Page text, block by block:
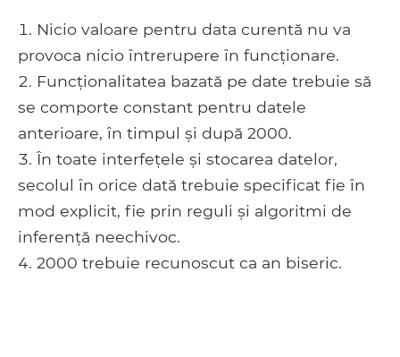
Nicio valoare pentru data curentă nu va
provoca nicio întrerupere în funcționare.
Funcționalitatea bazată pe date trebuie să
se comporte constant pentru datele
anterioare, în timpul și după 2000.
În toate interfețele și stocarea datelor,
secolul în orice dată trebuie specificat fie în
mod explicit, fie prin reguli și algoritmi de
inferență neechivoc.
2000 trebuie recunoscut ca an biseric.